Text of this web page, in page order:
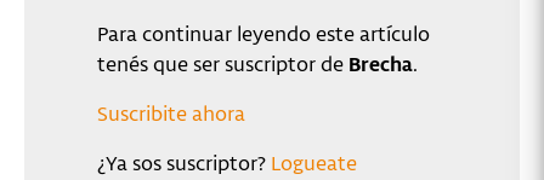
Para continuar leyendo este artículo
tenés que ser suscriptor de Brecha.
Suscribite ahora
¿Ya sos suscriptor? Logueate